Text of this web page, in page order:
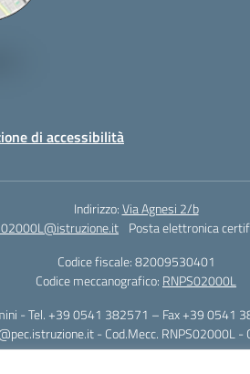
di accessibilità
Indirizzo:Via Agnesi 2/b
Posta elettronica
Codice fiscale: 82009530401
Codice meccanografico: RNPS02000L
- Tel. +39 0541 382571 – Fax +39
- Cod.Mecc. RNPS02000L